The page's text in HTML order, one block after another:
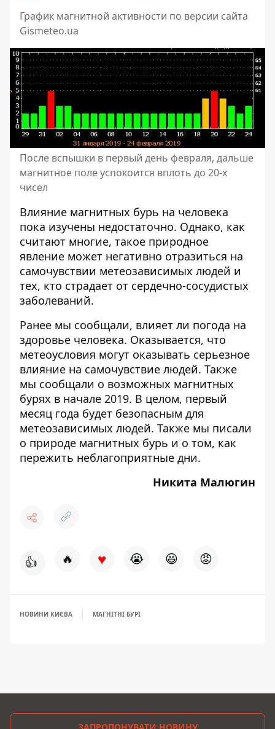
График магнитной активности по версии сайта
Gismeteo.ua
После вспышки в первый день февраля, дальше
магнитное поле успокоится вплоть до 20-х
чисел
Влияние магнитных бурь на человека
пока изучены недостаточно. Однако, как
считают многие, такое природное
явление может негативно отразиться на
самочувствии метеозависимых людей и
тех, кто страдает от сердечно-сосудистых
заболеваний.
Ранее мы сообщали, влияет ли погода на
здоровье человека. Оказывается, что
метеоусловия могут оказывать серьезное
влияние на самочувствие людей. Также
мы сообщали о возможных магнитных
бурях в начале 2019. В целом, первый
месяц года будет безопасным для
метеозависимых людей. Также мы писали
о природе магнитных бурь и о том, как
пережить неблагоприятные дни.
Никита Малюгин
👍 🔥 ♥ 😭 😆 😡
НОВИНИ КИЄВА МАГНІТНІ БУРІ